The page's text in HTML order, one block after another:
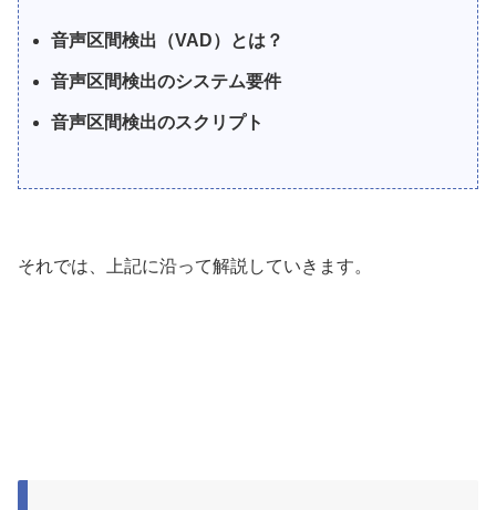
音声区間検出（VAD）とは？
音声区間検出のシステム要件
音声区間検出のスクリプト
それでは、上記に沿って解説していきます。